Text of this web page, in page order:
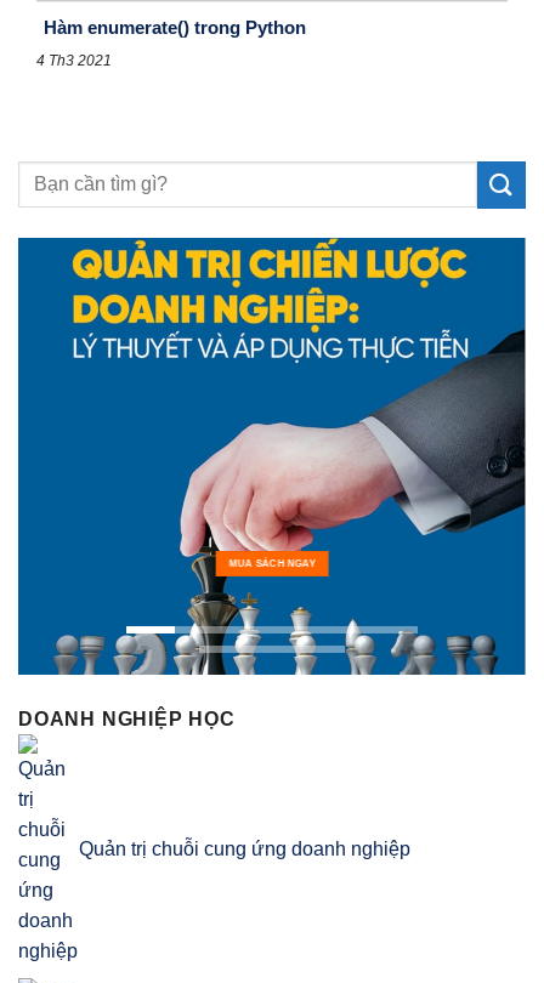
Hàm enumerate() trong Python
4 Th3 2021
MUA SÁCH NGAY
DOANH NGHIỆP HỌC
Quản trị chuỗi cung ứng doanh nghiệp